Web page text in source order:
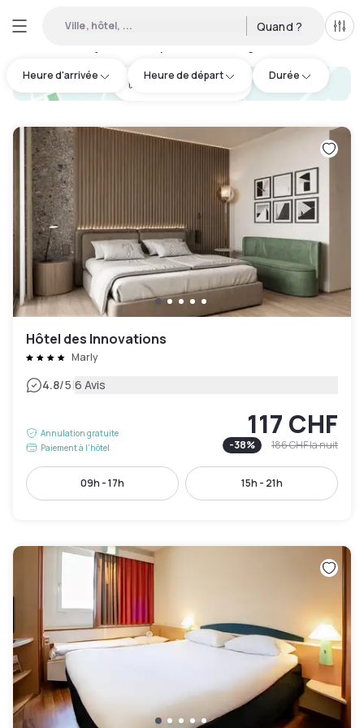
Ville, hôtel, ... Quand ?
Heure d'arrivée Heure de départ Durée
hotel.cta.view_map
Hôtel des Innovations
Marly
4.8/5|6 Avis
Annulation gratuite
Paiement à l'hôtel
117 CHF
-38% 186 CHFla nuit
09h - 17h 15h - 21h